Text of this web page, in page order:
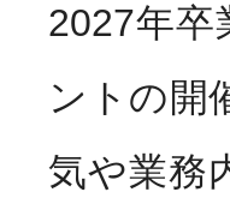
2027年卒
ントの開
気や業務